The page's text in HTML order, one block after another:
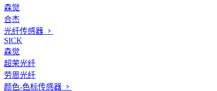
森觉
合杰
光纤传感器
SICK
森觉
超荣光纤
劳恩光纤
颜色-色标传感器